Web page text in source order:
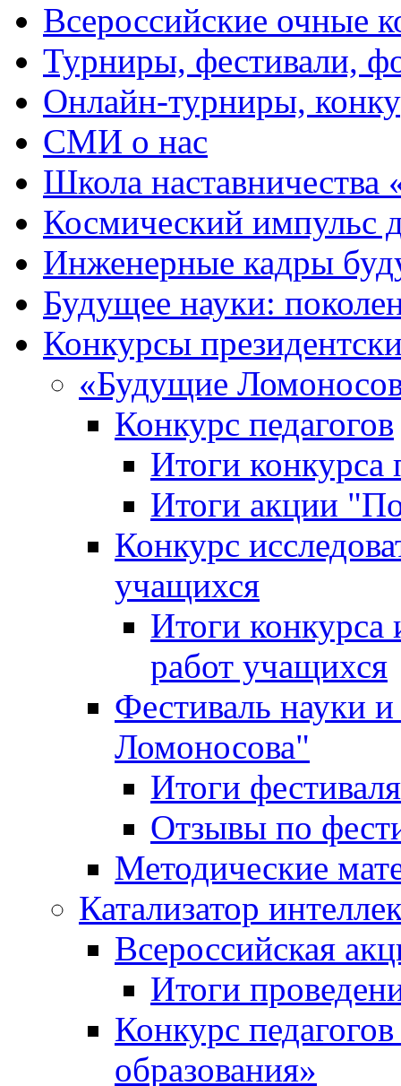
Всероссийские очные
Турниры, фестивали,
Онлайн-турниры,
СМИ о нас
Школа
Космический импульс
Инженерные кадры
Будущее науки:
Конкурсы
«Будущие
Конкурс педагогов
Итоги конкурса
Итоги акции
Конкурс
учащихся
Итоги конкурса
работ учащихся
Фестиваль науки
Ломоносова"
Итоги фестиваля
Отзывы по
Методические
Катализатор
Всероссийская
Итоги
Конкурс
образования»